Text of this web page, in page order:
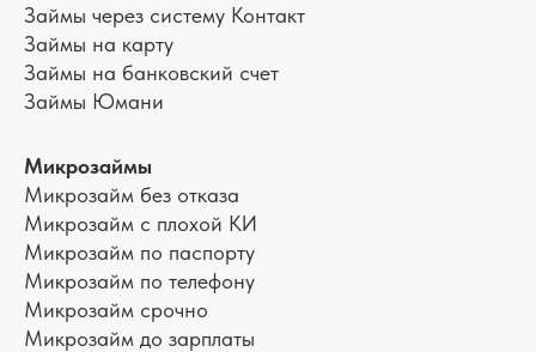
Займы через систему Контакт
Займы на карту
Займы на банковский счет
Займы Юмани
Микрозаймы
Микрозайм без отказа
Микрозайм с плохой КИ
Микрозайм по паспорту
Микрозайм по телефону
Микрозайм срочно
Микрозайм до зарплаты